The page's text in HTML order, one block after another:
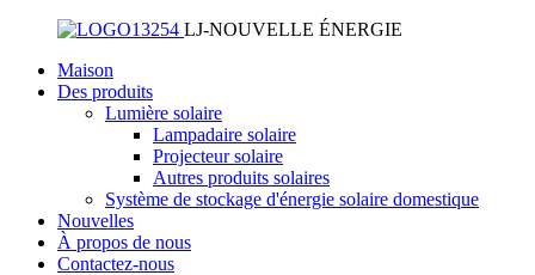
LJ-NOUVELLE ÉNERGIE
Maison
Des produits
Lumière solaire
Lampadaire solaire
Projecteur solaire
Autres produits solaires
Système de stockage d'énergie solaire domestique
Nouvelles
À propos de nous
Contactez-nous